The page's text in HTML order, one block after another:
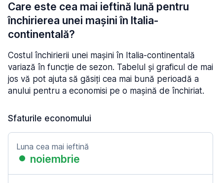
Care este cea mai ieftină lună pentru
închirierea unei mașini în Italia-
continentală?
Costul închirierii unei mașini în Italia-continentală
variază în funcție de sezon. Tabelul și graficul de mai
jos vă pot ajuta să găsiți cea mai bună perioadă a
anului pentru a economisi pe o mașină de închiriat.
Sfaturile economului
Luna cea mai ieftină
noiembrie